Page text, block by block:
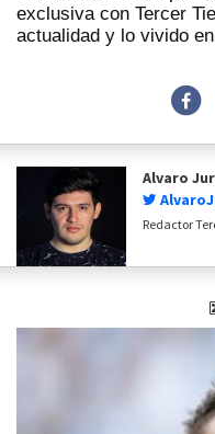
exclusiva con Tercer
actualidad y lo vivido
Alvaro
Redactor